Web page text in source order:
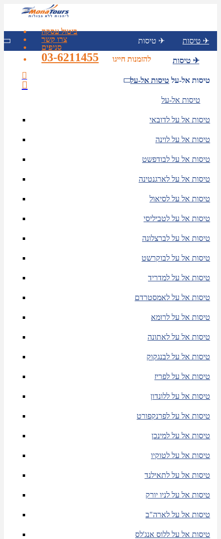
ביטול עסקה
צרו קשר
סניפים
להזמנות חייגו
03-6211455
טיסות ✈ טיסות ✈
טיסות ✈
טיסות אל-על טיסות אל-על
טיסות אל-על
טיסות אל על לדובאי
טיסות אל על לוינה
טיסות אל על לבודפשט
טיסות אל על לארגנטינה
טיסות אל על לסיאול
טיסות אל על לטביליסי
טיסות אל על לברצלונה
טיסות אל על לבוקרשט
טיסות אל על למדריד
טיסות אל על לאמסטרדם
טיסות אל על לרומא
טיסות אל על לאתונה
טיסות אל על לבנגקוק
טיסות אל על לפריז
טיסות אל על ללונדון
טיסות אל על לפרנקפורט
טיסות אל על למינכן
טיסות אל על לטוקיו
טיסות אל על לתאילנד
טיסות אל על לניו יורק
טיסות אל על לארה"ב
טיסות אל על ללוס אנג'לס